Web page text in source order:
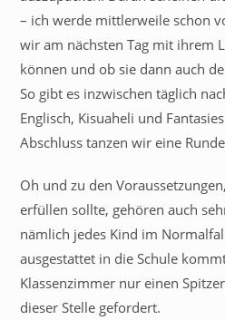
– ich werde mittlerweile schon
wir am nächsten Tag mit ihrem
können und ob sie dann auch
So gibt es inzwischen täglich
Englisch, Kisuaheli und
Abschluss tanzen wir eine
Oh und zu den
erfüllen sollte, gehören auch
nämlich jedes Kind im
ausgestattet in die Schule
Klassenzimmer nur einen
dieser Stelle gefordert.